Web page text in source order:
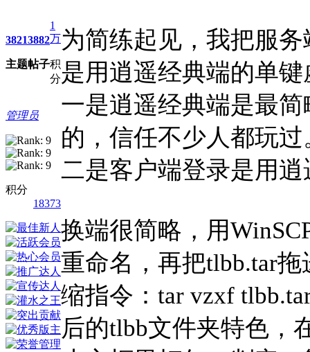
3821
主题
3882
帖子
1
万
积
分
管理员
积分
18373
为简练起见，我把服
是用逍遥经典端的单
一是逍遥经典端是最
的，信任不少人都玩过
二是客户端登录是用
换端很简略，用
重命名，再把tlbb.tar
缩指令：tar vzxf
后的tlbb文件夹特色，